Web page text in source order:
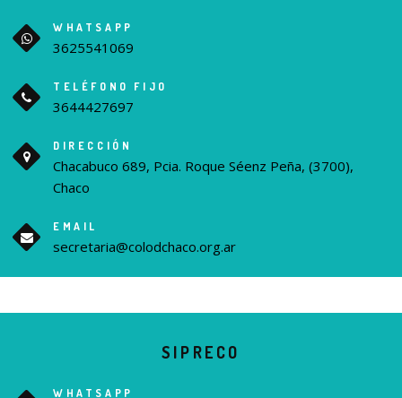
WHATSAPP
3625541069
TELÉFONO FIJO
3644427697
DIRECCIÓN
Chacabuco 689, Pcia. Roque Séenz Peña, (3700),
Chaco
EMAIL
secretaria@colodchaco.org.ar
SIPRECO
WHATSAPP